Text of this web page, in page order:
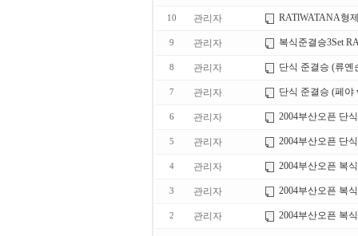
10 관리자 RATlWATANA형
9 관리자 복식준결승3Set
8 관리자 단식 준결승 (류옌
7 관리자 단식 준결승 (페야
6 관리자 2004부산오픈 단
5 관리자 2004부산오픈 단
4 관리자 2004부산오픈 복
3 관리자 2004부산오픈 복
2 관리자 2004부산오픈 복